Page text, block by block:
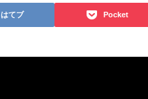
はてブ Pocket